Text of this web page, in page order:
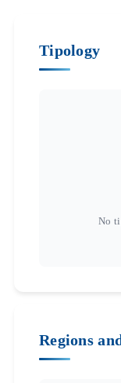
Tipology
Regions